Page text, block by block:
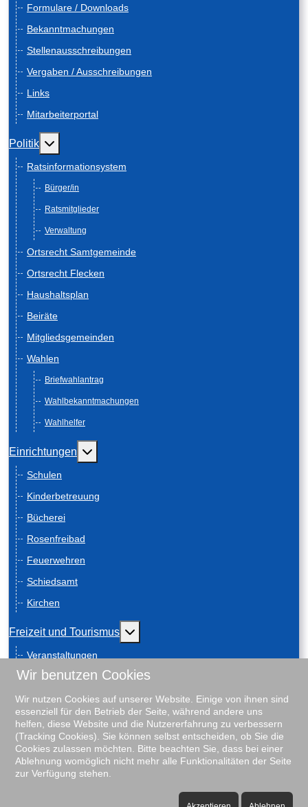
Formulare / Downloads
Bekanntmachungen
Stellenausschreibungen
Vergaben / Ausschreibungen
Links
Mitarbeiterportal
Politik Weitere Informationen: Politik
Ratsinformationsystem
Bürger/in
Ratsmitglieder
Verwaltung
Ortsrecht Samtgemeinde
Ortsrecht Flecken
Haushaltsplan
Beiräte
Mitgliedsgemeinden
Wahlen
Briefwahlantrag
Wahlbekanntmachungen
Wahlhelfer
Einrichtungen Weitere Informationen: Einrichtungen
Schulen
Kinderbetreuung
Bücherei
Rosenfreibad
Feuerwehren
Schiedsamt
Kirchen
Freizeit und Tourismus Weitere Informationen: Freizeit und
Veranstaltungen
Anreise
Geschichte
Schiebenscheeten
Gästeführungen
Unterkunftsverzeichnis
Wir benutzen Cookies
Wir nutzen Cookies auf unserer Website. Einige von ihnen sind
essenziell für den Betrieb der Seite, während andere uns
helfen, diese Website und die Nutzererfahrung zu verbessern
(Tracking Cookies). Sie können selbst entscheiden, ob Sie die
Cookies zulassen möchten. Bitte beachten Sie, dass bei einer
Ablehnung womöglich nicht mehr alle Funktionalitäten der Seite
zur Verfügung stehen.